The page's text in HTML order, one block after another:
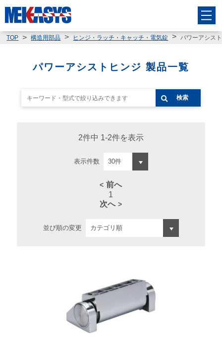
TOP 構造用部品 ヒンジ・ラッチ・キャッチ・電気錠 パワーアシス
パワーアシストヒンジ 製品一覧
検索
2件中 1-2件を表示
表示件数
前へ
1
次へ
並び順の変更